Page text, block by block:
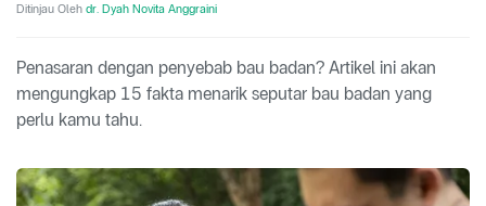
Ditinjau Oleh dr. Dyah Novita Anggraini
Penasaran dengan penyebab bau badan? Artikel ini akan
mengungkap 15 fakta menarik seputar bau badan yang
perlu kamu tahu.